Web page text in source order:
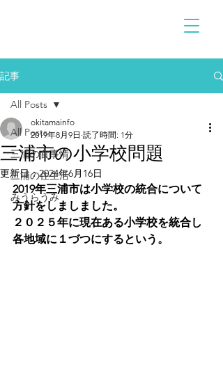
記事
All Posts
三浦の食事情
三浦の住生活
みうらうみ
All Posts
三浦市の小学校問題
okitamainfo
2019年8月9日 読了時間: 1分
更新日：2024年6月16日
2019年三浦市は小学校の統合について
方針をしましました。
２０２５年に現在ある小学校を統合し
各地域に１づつにするという。